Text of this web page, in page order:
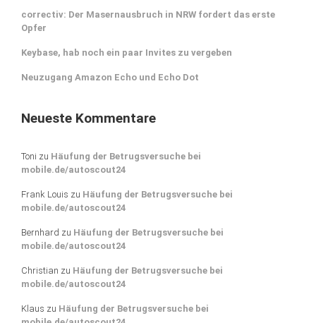
correctiv: Der Masernausbruch in NRW fordert das erste
Opfer
Keybase, hab noch ein paar Invites zu vergeben
Neuzugang Amazon Echo und Echo Dot
Neueste Kommentare
Toni zu Häufung der Betrugsversuche bei
mobile.de/autoscout24
Frank Louis zu Häufung der Betrugsversuche bei
mobile.de/autoscout24
Bernhard zu Häufung der Betrugsversuche bei
mobile.de/autoscout24
Christian zu Häufung der Betrugsversuche bei
mobile.de/autoscout24
Klaus zu Häufung der Betrugsversuche bei